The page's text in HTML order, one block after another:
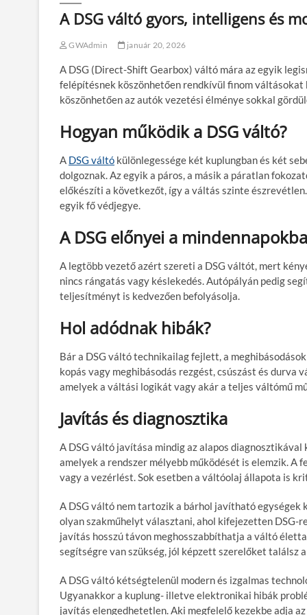
A DSG váltó gyors, intelligens és
GWAdmin január 20, 2026
A DSG (Direct-Shift Gearbox) váltó mára az egyik
felépítésnek köszönhetően rendkívül finom váltásokat
köszönhetően az autók vezetési élménye sokkal
Hogyan működik a DSG váltó?
A DSG váltó különlegessége két kuplungban és két
dolgoznak. Az egyik a páros, a másik a páratlan
előkészíti a következőt, így a váltás szinte
egyik fő védjegye.
A DSG előnyei a
A legtöbb vezető azért szereti a DSG váltót, mert
nincs rángatás vagy késlekedés. Autópályán pedig
teljesítményt is kedvezően befolyásolja.
Hol adódnak hibák?
Bár a DSG váltó technikailag fejlett, a
kopás vagy meghibásodás rezgést, csúszást és
amelyek a váltási logikát vagy akár a teljes váltómű
Javítás és diagnosztika
A DSG váltó javítása mindig az alapos
amelyek a rendszer mélyebb működését is elemzik.
vagy a vezérlést. Sok esetben a váltóolaj állapota is
A DSG váltó nem tartozik a bárhol javítható egységek
olyan szakműhelyt választani, ahol kifejezetten DSG-
javítás hosszú távon meghosszabbíthatja a váltó
segítségre van szükség, jól képzett szerelőket találsz a
A DSG váltó kétségtelenül modern és izgalmas
Ugyanakkor a kuplung- illetve elektronikai hibák
javítás elengedhetetlen. Aki megfelelő kezekbe adja